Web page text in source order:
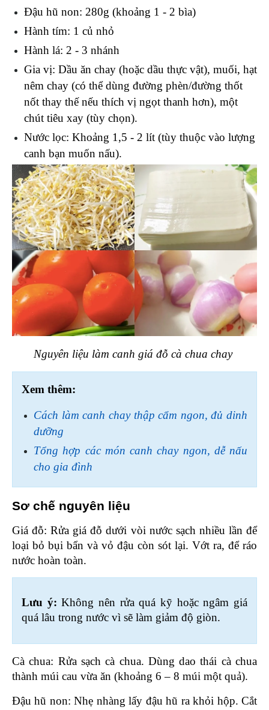
Đậu hũ non: 280g (khoảng 1 - 2 bìa)
Hành tím: 1 củ nhỏ
Hành lá: 2 - 3 nhánh
Gia vị: Dầu ăn chay (hoặc dầu thực vật), muối, hạt
nêm chay (có thể dùng đường phèn/đường thốt
nốt thay thế nếu thích vị ngọt thanh hơn), một
chút tiêu xay (tùy chọn).
Nước lọc: Khoảng 1,5 - 2 lít (tùy thuộc vào lượng
canh bạn muốn nấu).
Nguyên liệu làm canh giá đỗ cà chua chay
Xem thêm:
Cách làm canh chay thập cẩm ngon, đủ dinh
dưỡng
Tổng hợp các món canh chay ngon, dễ nấu
cho gia đình
Sơ chế nguyên liệu
Giá đỗ: Rửa giá đỗ dưới vòi nước sạch nhiều lần để
loại bỏ bụi bẩn và vỏ đậu còn sót lại. Vớt ra, để ráo
nước hoàn toàn.
Lưu ý: Không nên rửa quá kỹ hoặc ngâm giá
quá lâu trong nước vì sẽ làm giảm độ giòn.
Cà chua: Rửa sạch cà chua. Dùng dao thái cà chua
thành múi cau vừa ăn (khoảng 6 – 8 múi một quả).
Đậu hũ non: Nhẹ nhàng lấy đậu hũ ra khỏi hộp. Cắt